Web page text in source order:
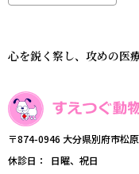
心を鋭く察し、攻めの医
〒874-0946 大分県別府市松
休診日
日曜、祝日